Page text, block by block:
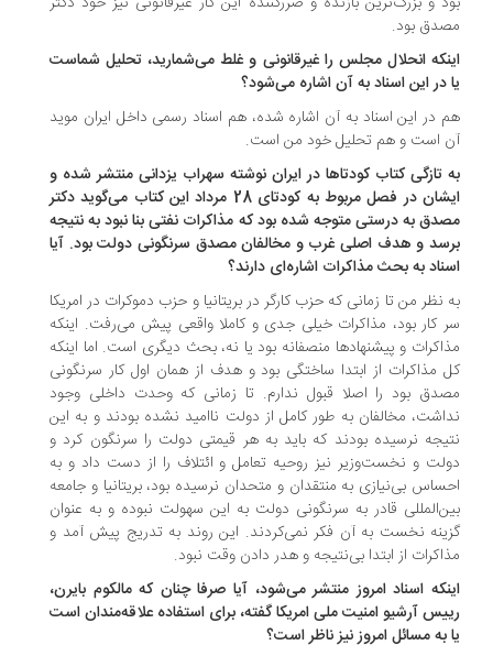
بود.
انحلال مجلس را غیرقانونی و غلط می‌شمارید، تحلیل شماست
در این اسناد به آن اشاره می‌شود؟
در این اسناد به آن اشاره شده، هم اسناد رسمی داخل ایران موید
است و هم تحلیل خود من است.
تازگی کتاب کودتاها در ایران نوشته سهراب یزدانی منتشر شده و
ایشان در فصل مربوط به کودتای 28 مرداد این کتاب می‌گوید دکتر
به درستی متوجه شده بود که مذاکرات نفتی بنا نبود به نتیجه
و هدف اصلی غرب و مخالفان مصدق سرنگونی دولت بود. آیا
به بحث مذاکرات اشاره‌ای دارند؟
نظر من تا زمانی که حزب کارگر در بریتانیا و حزب دموکرات در امریکا
کار بود، مذاکرات خیلی جدی و کاملا واقعی پیش می‌رفت. اینکه
و پیشنهادها منصفانه بود یا نه، بحث دیگری است. اما اینکه
مذاکرات از ابتدا ساختگی بود و هدف از همان اول کار سرنگونی
بود را اصلا قبول ندارم. تا زمانی که وحدت داخلی وجود
مخالفان به طور کامل از دولت ناامید نشده بودند و به این
نرسیده بودند که باید به هر قیمتی دولت را سرنگون کرد و
و نخست‌وزیر نیز روحیه تعامل و ائتلاف را از دست داد و به
بی‌نیازی به منتقدان و متحدان نرسیده بود، بریتانیا و جامعه
قادر به سرنگونی دولت به این سهولت نبوده و به عنوان
نخست به آن فکر نمی‌کردند. این روند به تدریج پیش آمد و
از ابتدا بی‌نتیجه و هدر دادن وقت نبود.
اسناد امروز منتشر می‌شود، آیا صرفا چنان که مالکوم بایرن،
آرشیو امنیت ملی امریکا گفته، برای استفاده علاقه‌مندان است
به مسائل امروز نیز ناظر است؟